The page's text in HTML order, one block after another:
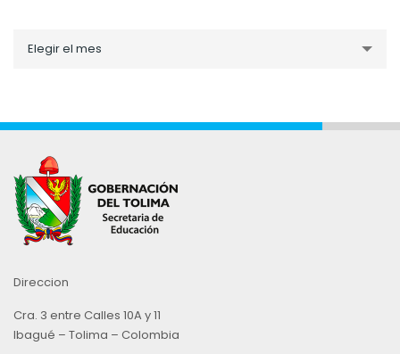
porElegir el mes
Direccion
Cra. 3 entre Calles 10A y 11
Ibagué – Tolima – Colombia